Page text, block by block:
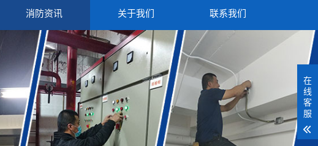
消防资讯 关于我们 联系我们
在
线
客
服